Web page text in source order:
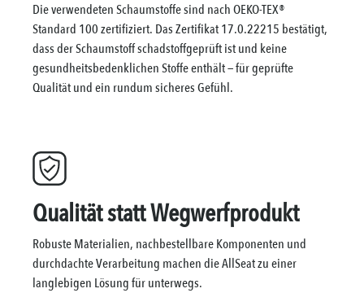
Die verwendeten Schaumstoffe sind nach OEKO-TEX®
Standard 100 zertifiziert. Das Zertifikat 17.0.22215 bestätigt,
dass der Schaumstoff schadstoffgeprüft ist und keine
gesundheitsbedenklichen Stoffe enthält — für geprüfte
Qualität und ein rundum sicheres Gefühl.
Qualität statt Wegwerfprodukt
Robuste Materialien, nachbestellbare Komponenten und
durchdachte Verarbeitung machen die AllSeat zu einer
langlebigen Lösung für unterwegs.